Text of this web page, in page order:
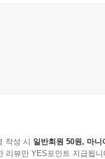
작성 시 일반회원 50원, 마니
리뷰만 YES포인트 지급됩니